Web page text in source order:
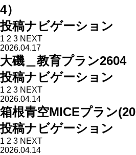
4）
投稿ナビゲーション
1 2 3 NEXT
2026.04.17
大磯＿教育プラン2604
投稿ナビゲーション
1 2 3 NEXT
2026.04.14
箱根青空MICEプラン
投稿ナビゲーション
1 2 3 NEXT
2026.04.14